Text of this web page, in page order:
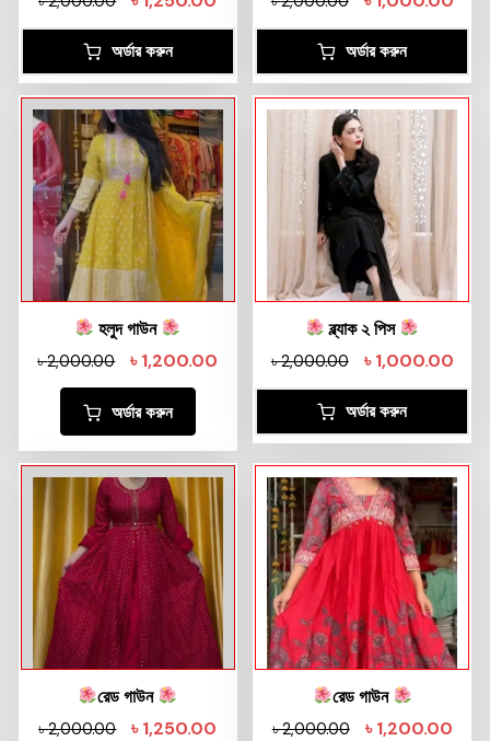
অর্ডার করুন অর্ডার করুন
হলুদ গাউন
৳2,000.00 ৳1,200.00
অর্ডার করুন
ব্ল্যাক ২ পিস
৳2,000.00 ৳1,000.00
অর্ডার করুন
রেড গাউন
৳2,000.00 ৳1,250.00
রেড গাউন
৳2,000.00 ৳1,200.00